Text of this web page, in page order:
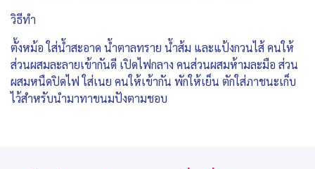
วิธีทำ
ตั้งหม้อ ใส่น้ำสะอาด น้ำตาลทราย น้ำส้ม และแป้งกวนไส้ คนให้
ส่วนผสมละลายเข้ากันดี เปิดไฟกลาง คนส่วนผสมห้ามละมือ ส่วน
ผสมหนืดปิดไฟ ใส่เนย คนให้เข้ากัน พักให้เย็น ตักใส่ภาชนะเก็บ
ไว้สำหรับนำมาทาขนมปังตามชอบ